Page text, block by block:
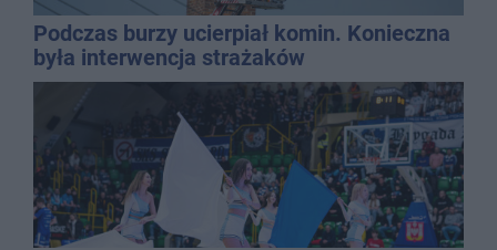
Podczas burzy ucierpiał komin. Konieczna
była interwencja strażaków